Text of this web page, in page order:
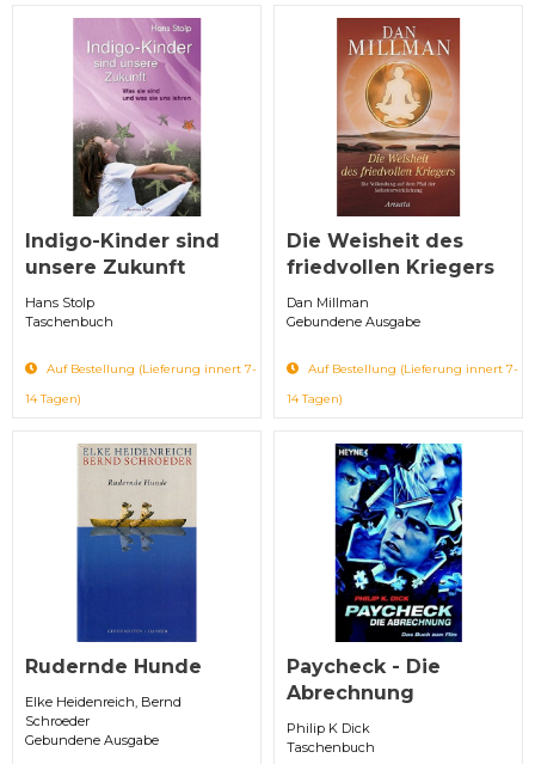
Indigo-Kinder sind
unsere Zukunft
Hans Stolp
Taschenbuch
Auf Bestellung (Lieferung innert 7-
14 Tagen)
Die Weisheit des
friedvollen Kriegers
Dan Millman
Gebundene Ausgabe
Auf Bestellung (Lieferung innert 7-
14 Tagen)
Rudernde Hunde
Elke Heidenreich, Bernd
Schroeder
Gebundene Ausgabe
Paycheck - Die
Abrechnung
Philip K Dick
Taschenbuch